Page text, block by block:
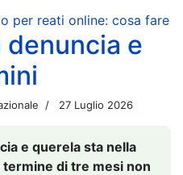
per reati online: cosa fare
e
27 Luglio 2026
e querela sta nella
di tre mesi non